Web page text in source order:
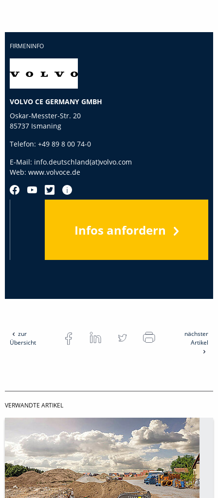
FIRMENINFO
VOLVO CE GERMANY GMBH
Oskar-Messter-Str. 20
85737 Ismaning
Telefon: +49 89 8 00 74-0
E-Mail: info.deutschland(at)volvo.com
Web: www.volvoce.de
Infos anfordern
zur
Übersicht
nächster
Artikel
VERWANDTE ARTIKEL